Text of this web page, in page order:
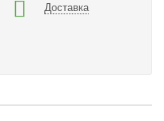
Доставка